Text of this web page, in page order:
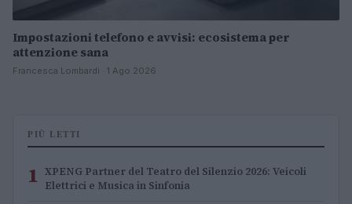
Impostazioni telefono e avvisi: ecosistema per
attenzione sana
Francesca Lombardi · 1 Ago 2026
PIÙ LETTI
1 XPENG Partner del Teatro del Silenzio 2026: Veicoli
Elettrici e Musica in Sinfonia